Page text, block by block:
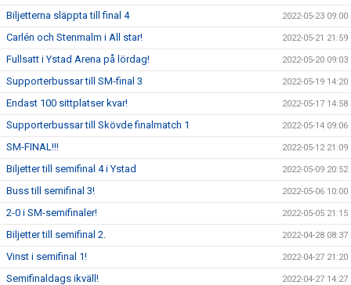
Biljetterna släppta till final 4 2022-05-23 09:00
Carlén och Stenmalm i All star! 2022-05-21 21:59
Fullsatt i Ystad Arena på lördag! 2022-05-20 09:03
Supporterbussar till SM-final 3 2022-05-19 14:20
Endast 100 sittplatser kvar! 2022-05-17 14:58
Supporterbussar till Skövde finalmatch 1 2022-05-14 09:06
SM-FINAL!!! 2022-05-12 21:09
Biljetter till semifinal 4 i Ystad 2022-05-09 20:52
Buss till semifinal 3! 2022-05-06 10:00
2-0 i SM-semifinaler! 2022-05-05 21:15
Biljetter till semifinal 2. 2022-04-28 08:37
Vinst i semifinal 1! 2022-04-27 21:20
Semifinaldags ikväll! 2022-04-27 14:27